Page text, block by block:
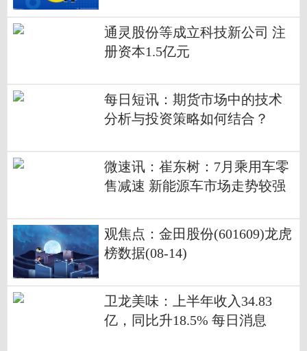
通灵股份等成立科技新公司 注
册资本1.5亿元
每日短讯：期货市场中的技术
分析与投资策略如何结合？
微速讯：崔东树：7月乘用车零
售减速 新能源车市场走势较强
观焦点：金田股份(601609)龙虎
榜数据(08-14)
卫龙美味：上半年收入34.83
亿，同比升18.5% 每日消息